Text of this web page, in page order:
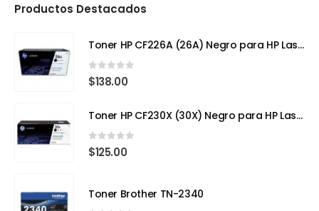
Productos Destacados
Toner HP CF226A (26A) Negro para HP LaserJet Pro M402
0out of 5
$138.00
Toner HP CF230X (30X) Negro para HP LaserJet Pro
0out of 5
$125.00
Toner Brother TN-2340